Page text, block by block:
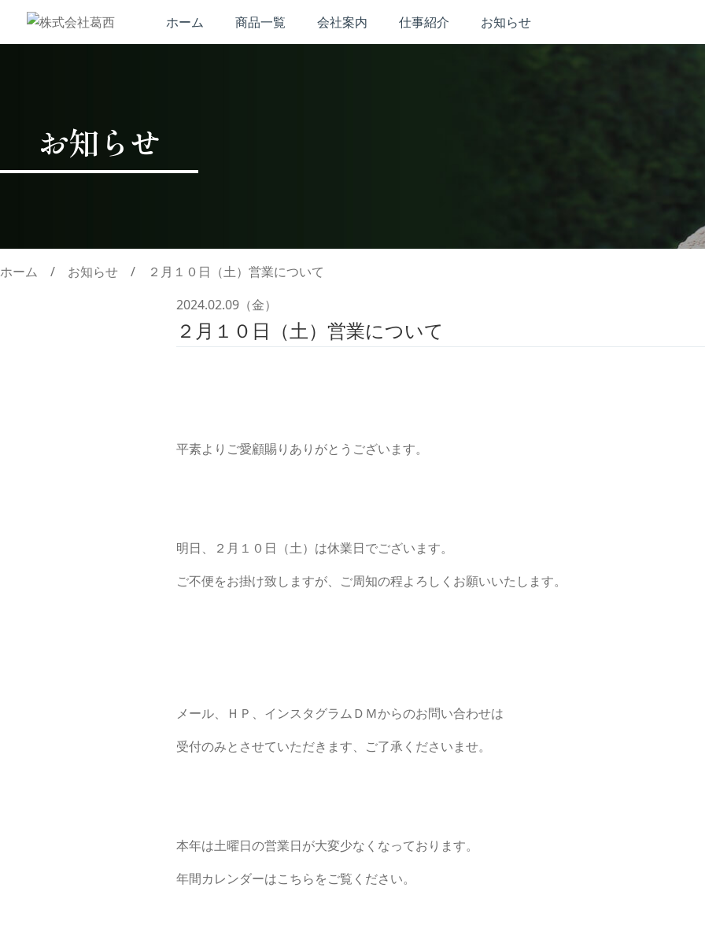
ホーム 商品一覧 会社案内 仕事紹介 お知らせ
お知らせ
ホーム / お知らせ /
２月１０日（土）営業について
2024.02.09（金）
２月１０日（土）営業について
平素よりご愛顧賜りありがとうございます。
明日、２月１０日（土）は休業日でございます。
ご不便をお掛け致しますが、ご周知の程よろしくお願いいたします。
メール、ＨＰ、インスタグラムＤＭからのお問い合わせは
受付のみとさせていただきます、ご了承くださいませ。
本年は土曜日の営業日が大変少なくなっております。
年間カレンダーはこちらをご覧ください。